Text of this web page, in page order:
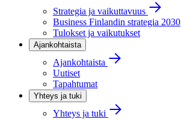
Strategia ja vaikuttavuus
Business Finlandin strategia 2030
Tulokset ja vaikutukset
Ajankohtaista
Ajankohtaista
Uutiset
Tapahtumat
Yhteys ja tuki
Yhteys ja tuki